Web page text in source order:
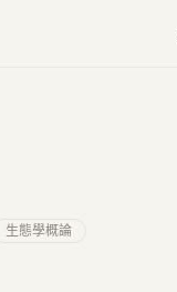
生態學概論